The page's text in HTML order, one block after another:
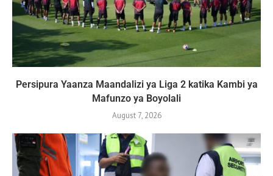
Persipura Yaanza Maandalizi ya Liga 2 katika Kambi ya
Mafunzo ya Boyolali
August 7, 2026